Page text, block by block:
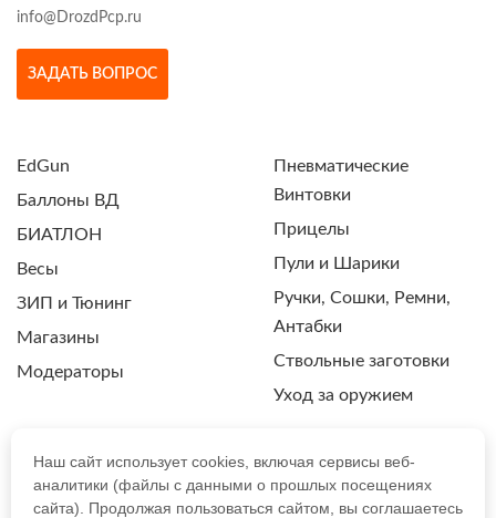
info@DrozdPcp.ru
ЗАДАТЬ ВОПРОС
EdGun
Баллоны ВД
БИАТЛОН
Весы
ЗИП и Тюнинг
Магазины
Модераторы
Пневматические
Винтовки
Прицелы
Пули и Шарики
Ручки, Сошки, Ремни,
Антабки
Ствольные заготовки
Уход за оружием
ПОЛИТИКА КОНФИДЕНЦИАЛЬНОСТИ
Наш сайт использует cookies, включая сервисы веб-
аналитики (файлы с данными о прошлых посещениях
сайта). Продолжая пользоваться сайтом, вы соглашаетесь